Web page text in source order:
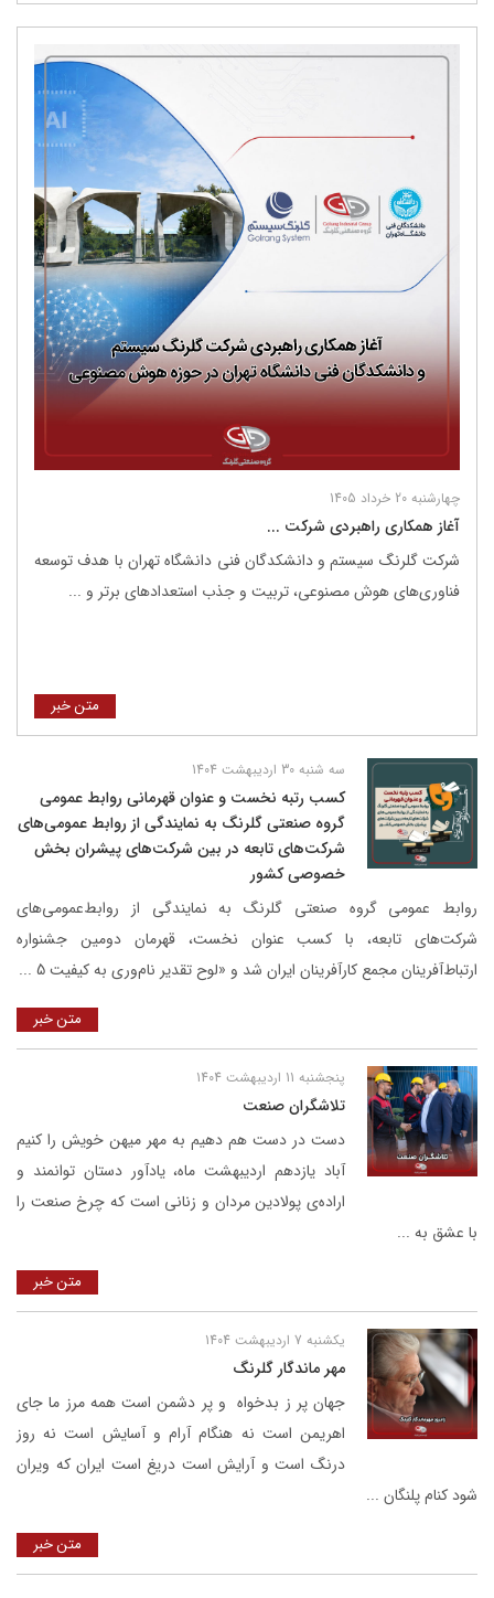
چهارشنبه 20 خرداد 1405
آغاز همکاری راهبردی شرکت ...
شرکت گلرنگ ‌سیستم و دانشکدگان فنی دانشگاه تهران با هدف توسعه
فناوری‌های هوش مصنوعی، تربیت و جذب استعدادهای برتر و ...
متن خبر
سه شنبه 30 اردیبهشت 1404
کسب رتبه نخست و عنوان قهرمانی روابط عمومی
گروه صنعتی گلرنگ به نمایندگی از روابط عمومی‌های
شرکت‌های تابعه در بین شرکت‌های پیشران بخش
خصوصی کشور
روابط عمومی گروه صنعتی گلرنگ به نمایندگی از روابط‌عمومی‌های
شرکت‌های تابعه، با کسب عنوان نخست، قهرمان دومین جشنواره
ارتباط‌آفرینان مجمع کارآفرینان ایران شد و «لوح تقدیر نام‌وری به کیفیت 5 ...
متن خبر
پنجشنبه 11 اردیبهشت 1404
تلاشگران صنعت
دست در دست هم دهیم به مهر میهن خویش را کنیم
آباد یازدهم اردیبهشت ماه، یادآور دستان توانمند و
اراده‌ی پولادین مردان و زنانی است که چرخ صنعت را
با عشق به ...
متن خبر
یکشنبه 7 اردیبهشت 1404
مهر ماندگار گلرنگ
جهان پر ز بدخواه و پر دشمن است همه مرز ما جای
اهریمن است نه هنگام آرام و آسایش است نه روز
درنگ است و آرایش است دریغ است ایران که ویران
شود کنام پلنگان ...
متن خبر